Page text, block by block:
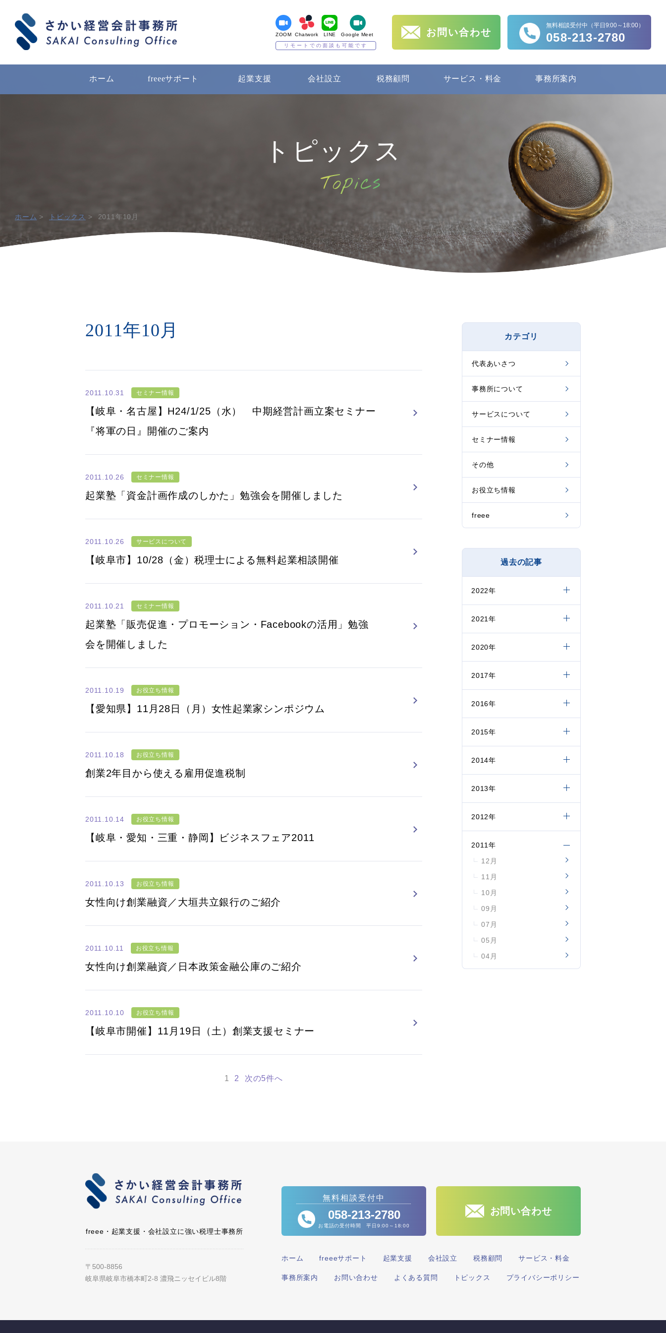
ZOOM Chatwork LINE
Google Meet
リモートでの面談も可能です
お問い合わせ
無料相談受付中（平日9:00～18:00）
058-213-2780
ホーム freeeサポート 起業支援 会社設立 税務顧問 サービス・料金 事務所案内
トピックス
ホーム トピックス 2011年10月
2011年10月
2011.10.31 セミナー情報
【岐阜・名古屋】H24/1/25（水） 中期経営計画立案セミナー
『将軍の日』開催のご案内
2011.10.26 セミナー情報
起業塾「資金計画作成のしかた」勉強会を開催しました
2011.10.26 サービスについて
【岐阜市】10/28（金）税理士による無料起業相談開催
2011.10.21 セミナー情報
起業塾「販売促進・プロモーション・Facebookの活用」勉強
会を開催しました
2011.10.19 お役立ち情報
【愛知県】11月28日（月）女性起業家シンポジウム
2011.10.18 お役立ち情報
創業2年目から使える雇用促進税制
2011.10.14 お役立ち情報
【岐阜・愛知・三重・静岡】ビジネスフェア2011
2011.10.13 お役立ち情報
女性向け創業融資／大垣共立銀行のご紹介
2011.10.11 お役立ち情報
女性向け創業融資／日本政策金融公庫のご紹介
2011.10.10 お役立ち情報
【岐阜市開催】11月19日（土）創業支援セミナー
1 2 次の5件へ
カテゴリ
代表あいさつ
事務所について
サービスについて
セミナー情報
その他
お役立ち情報
freee
過去の記事
2022年
2021年
2020年
2017年
2016年
2015年
2014年
2013年
2012年
2011年
12月
11月
10月
09月
07月
05月
04月
freee・起業支援・会社設立に強い税理士事務所
〒500-8856
岐阜県岐阜市橋本町2-8 濃飛ニッセイビル8階
無料相談受付中
058-213-2780
お電話の受付時間 平日9:00～18:00
お問い合わせ
ホーム freeeサポート 起業支援 会社設立 税務顧問 サービス・料金
事務所案内 お問い合わせ よくある質問 トピックス プライバシーポリシー